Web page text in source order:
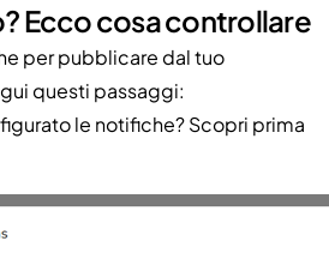
Ecco cosa controllare
per pubblicare dal tuo
questi passaggi:
le notifiche? Scopri prima